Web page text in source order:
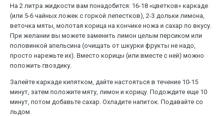
На 2 литра жидкости вам понадобится: 16-18 «цветков» каркаде
(или 5-6 чайных ложек с горкой лепестков), 2-3 дольки лимона,
веточка мяты, молотая корица на кончике ножа и сахар по вкусу.
При желании вы можете заменить лимон целым персиком или
половинкой апельсина (очищать от шкурки фрукты не надо,
просто нарежьте их). Вместо корицы (или вместе с ней) можно
положить гвоздику.
Залейте каркаде кипятком, дайте настояться в течение 10-15
минут, затем положите мяту, лимон и корицу. Подождите еще 10
минут, потом добавьте сахар. Охладите напиток. Подавайте со
льдом.